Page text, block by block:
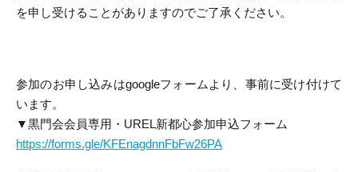
を申し受けることがありますのでご了承ください。
参加のお申し込みはgoogleフォームより、事前に受け付けて
います。
▼黒門会会員専用・UREL新都心参加申込フォーム
https://forms.gle/KFEnagdnnFbFw26PA